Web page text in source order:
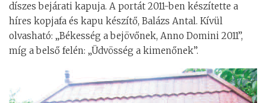
díszes bejárati kapuja. A portát 2011-ben készítette a
híres kopjafa és kapu készítő, Balázs Antal. Kívül
olvasható: „Békesség a bejövőnek, Anno Domini 2011”,
míg a belső felén: „Üdvösség a kimenőnek”.